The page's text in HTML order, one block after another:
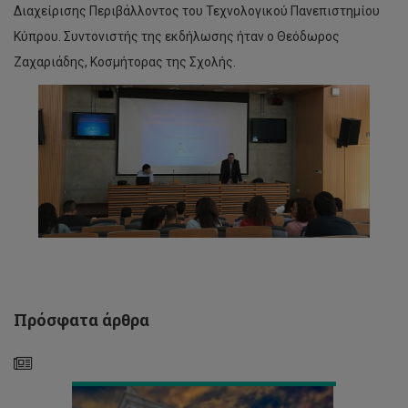
Διαχείρισης Περιβάλλοντος του Τεχνολογικού Πανεπιστημίου
Κύπρου. Συντονιστής της εκδήλωσης ήταν ο Θεόδωρος
Ζαχαριάδης, Κοσμήτορας της Σχολής.
Πρόσφατα άρθρα
φως
για
έργο
μεταξύ
ΤΕΠΑΚ,
και
Δήμου
Τρία